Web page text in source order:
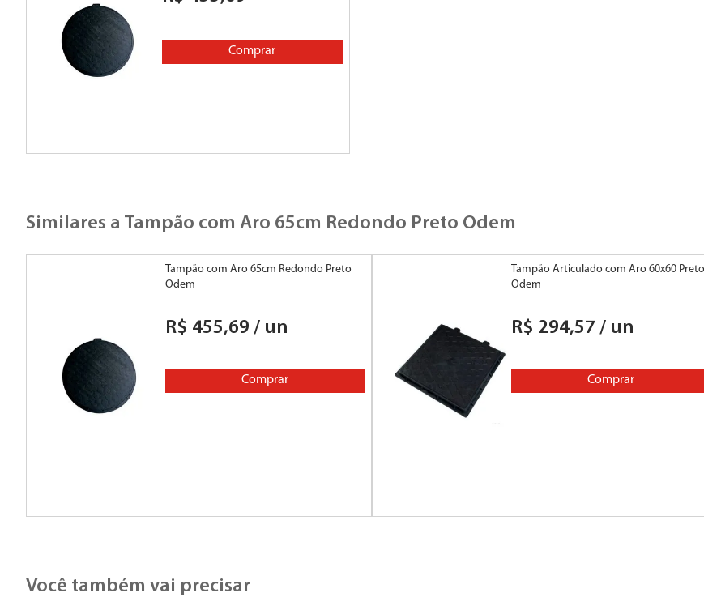
Comprar
Similares a Tampão com Aro 65cm Redondo Preto Odem
Tampão com Aro 65cm Redondo Preto
Odem
R$ 455,69 / un
Comprar
Tampão Articulado com Aro 60x60 Preto
Odem
R$ 294,57 / un
Comprar
Você também vai precisar